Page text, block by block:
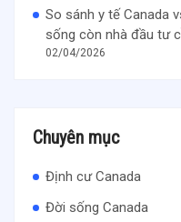
So sánh y tế Canada
sống còn nhà đầu tư
02/04/2026
Chuyên mục
Định cư Canada
Đời sống Canada